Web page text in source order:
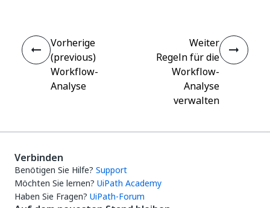
Vorherige
(previous)
Workflow-
Analyse
Weiter
Regeln für die
Workflow-
Analyse
verwalten
Verbinden
Benötigen Sie Hilfe? Support
Möchten Sie lernen? UiPath Academy
Haben Sie Fragen? UiPath-Forum